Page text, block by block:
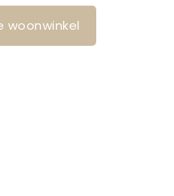
woonwinkel